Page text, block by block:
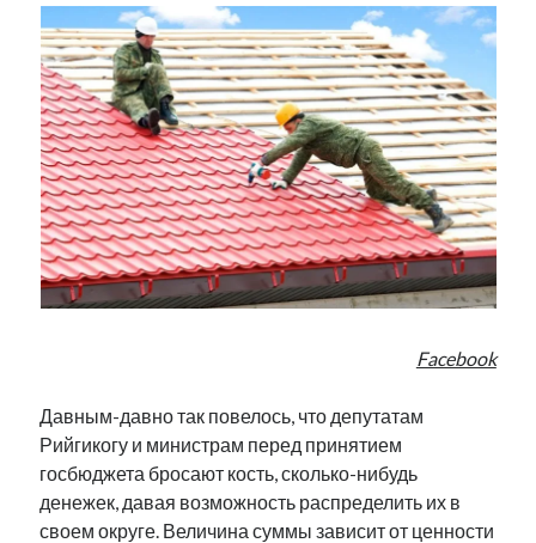
Facebook
Давным-давно так повелось, что депутатам
Рийгикогу и министрам перед принятием
госбюджета бросают кость, сколько-нибудь
денежек, давая возможность распределить их в
своем округе. Величина суммы зависит от ценности